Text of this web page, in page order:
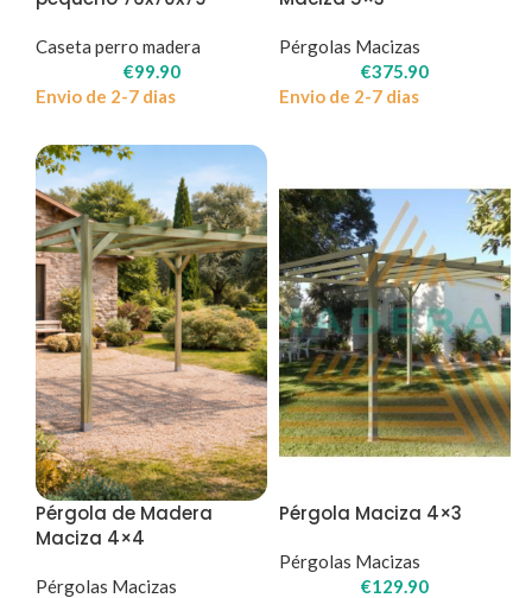
Caseta perro madera
€99.90
Envio de 2-7 dias
Pérgolas Macizas
€375.90
Envio de 2-7 dias
Pérgola de Madera
Maciza 4×4
Pérgolas Macizas
Pérgola Maciza 4×3
Pérgolas Macizas
€129.90